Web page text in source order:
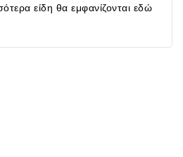
είδη θα εμφανίζονται εδώ